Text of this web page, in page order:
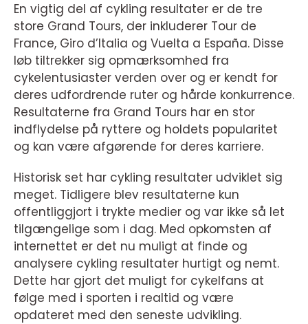
En vigtig del af cykling resultater er de tre
store Grand Tours, der inkluderer Tour de
France, Giro d’Italia og Vuelta a España. Disse
løb tiltrekker sig opmærksomhed fra
cykelentusiaster verden over og er kendt for
deres udfordrende ruter og hårde konkurrence.
Resultaterne fra Grand Tours har en stor
indflydelse på ryttere og holdets popularitet
og kan være afgørende for deres karriere.
Historisk set har cykling resultater udviklet sig
meget. Tidligere blev resultaterne kun
offentliggjort i trykte medier og var ikke så let
tilgængelige som i dag. Med opkomsten af
internettet er det nu muligt at finde og
analysere cykling resultater hurtigt og nemt.
Dette har gjort det muligt for cykelfans at
følge med i sporten i realtid og være
opdateret med den seneste udvikling.